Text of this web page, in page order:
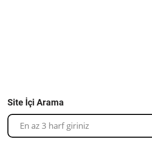
Site İçi Arama